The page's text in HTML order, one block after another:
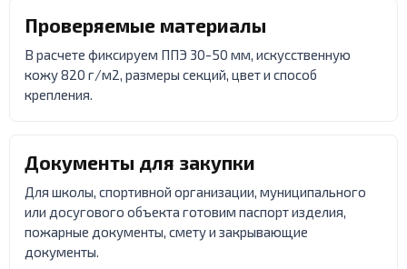
Проверяемые материалы
В расчете фиксируем ППЭ 30-50 мм, искусственную
кожу 820 г/м2, размеры секций, цвет и способ
крепления.
Документы для закупки
Для школы, спортивной организации, муниципального
или досугового объекта готовим паспорт изделия,
пожарные документы, смету и закрывающие
документы.